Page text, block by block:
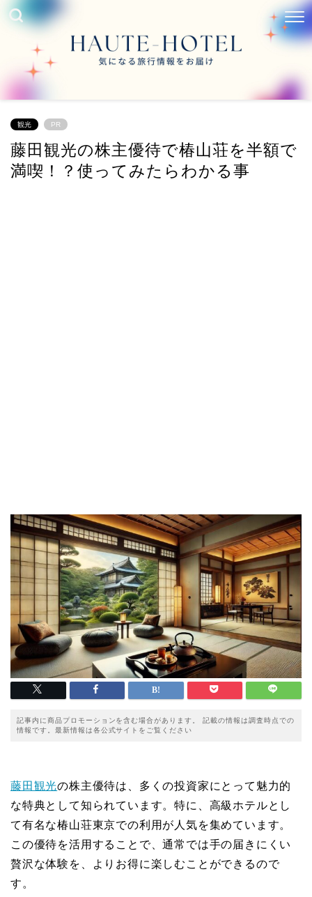
観光 PR
藤田観光の株主優待で椿山荘を半額で
満喫！？使ってみたらわかる事
記事内に商品プロモーションを含む場合があります。 記載の情報は調査時点での
情報です。最新情報は各公式サイトをご覧ください
藤田観光の株主優待は、多くの投資家にとって魅力的
な特典として知られています。特に、高級ホテルとし
て有名な椿山荘東京での利用が人気を集めています。
この優待を活用することで、通常では手の届きにくい
贅沢な体験を、よりお得に楽しむことができるので
す。